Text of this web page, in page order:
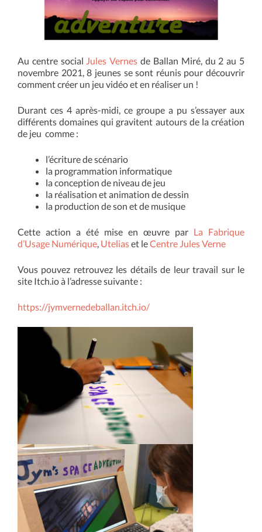
Au centre social Jules Vernes de Ballan Miré, du 2 au 5
novembre 2021, 8 jeunes se sont réunis pour découvrir
comment créer un jeu vidéo et en réaliser un !
Durant ces 4 après-midi, ce groupe a pu s’essayer aux
différents domaines qui gravitent autours de la création
de jeu comme :
l’écriture de scénario
la programmation informatique
la conception de niveau de jeu
la réalisation et animation de dessin
la production de son et de musique
Cette action a été mise en œuvre par La Fabrique
d’Usage Numérique, Uteliaset leCentre Jules Verne
Vous pouvez retrouvez les détails de leur travail sur le
site Itch.io à l’adresse suivante :
https://jymvernedeballan.itch.io/